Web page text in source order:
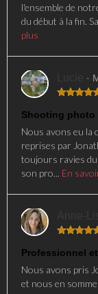
l'ensemble de
du début à la fin.
plus
·
Shooting photo
Nous avons eu la
reprises par
toujours ravies
son pro... En
Professionnel
Nous avons pris
et nous en